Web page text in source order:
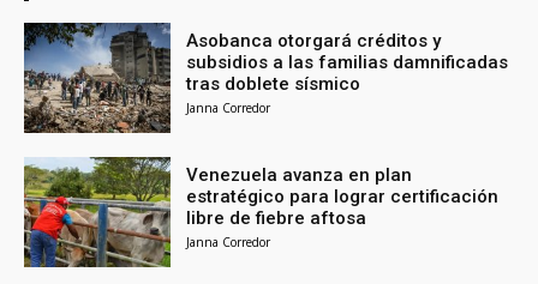
Asobanca otorgará créditos y
subsidios a las familias damnificadas
tras doblete sísmico
Janna Corredor
Venezuela avanza en plan
estratégico para lograr certificación
libre de fiebre aftosa
Janna Corredor